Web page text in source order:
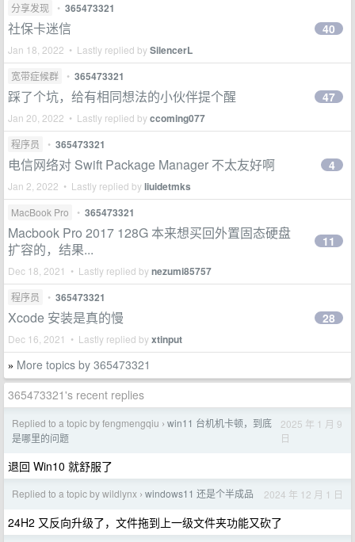
分享发现 • 365473321
社保卡迷信
Jan 18, 2022 • Lastly replied bySilencerL
40
宽带症候群 • 365473321
踩了个坑，给有相同想法的小伙伴提个醒
Jan 20, 2022 • Lastly replied byccoming077
47
程序员 • 365473321
电信网络对 Swift Package Manager 不太友好啊
Jan 2, 2022 • Lastly replied byliuidetmks
4
MacBook Pro • 365473321
Macbook Pro 2017 128G 本来想买回外置固态硬盘
扩容的，结果...
Dec 18, 2021 • Lastly replied bynezumi85757
11
程序员 • 365473321
Xcode 安装是真的慢
Dec 16, 2021 • Lastly replied byxtinput
28
» More topics by 365473321
365473321's recent replies
Replied to a topic by fengmengqiu › win11 台机机卡顿，到底
是哪里的问题
2025 年 1 月 9
日
退回 Win10 就舒服了
Replied to a topic by wildlynx › windows11 还是个半成品 2024 年 12 月 1 日
24H2 又反向升级了，文件拖到上一级文件夹功能又砍了